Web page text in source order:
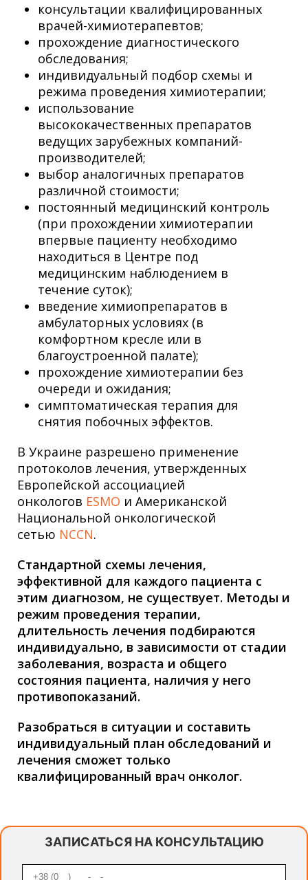
консультации квалифицированных
врачей-химиотерапевтов;
прохождение диагностического
обследования;
индивидуальный подбор схемы и
режима проведения химиотерапии;
использование
высококачественных препаратов
ведущих зарубежных компаний-
производителей;
выбор аналогичных препаратов
различной стоимости;
постоянный медицинский контроль
(при прохождении химиотерапии
впервые пациенту необходимо
находиться в Центре под
медицинским наблюдением в
течение суток);
введение химиопрепаратов в
амбулаторных условиях (в
комфортном кресле или в
благоустроенной палате);
прохождение химиотерапии без
очереди и ожидания;
симптоматическая терапия для
снятия побочных эффектов.
В Украине разрешено применение
протоколов лечения, утвержденных
Европейской ассоциацией
онкологов ESMO и Американской
Национальной онкологической
сетью NCCN.
Стандартной схемы лечения,
эффективной для каждого пациента с
этим диагнозом, не существует. Методы и
режим проведения терапии,
длительность лечения подбираются
индивидуально, в зависимости от стадии
заболевания, возраста и общего
состояния пациента, наличия у него
противопоказаний.
Разобраться в ситуации и составить
индивидуальный план обследований и
лечения сможет только
квалифицированный врач онколог.
ЗАПИСАТЬСЯ НА КОНСУЛЬТАЦИЮ